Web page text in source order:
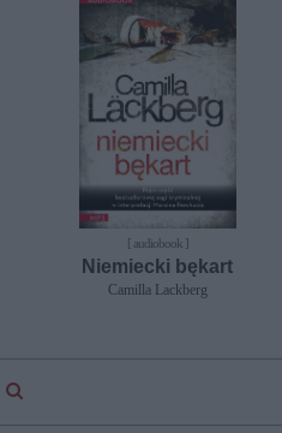
[ audiobook ]
Niemiecki bękart
Camilla Lackberg